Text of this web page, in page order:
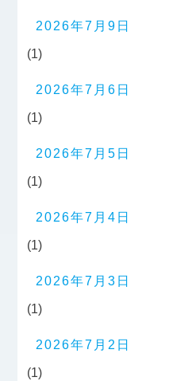
2026年7月9日
(1)
2026年7月6日
(1)
2026年7月5日
(1)
2026年7月4日
(1)
2026年7月3日
(1)
2026年7月2日
(1)